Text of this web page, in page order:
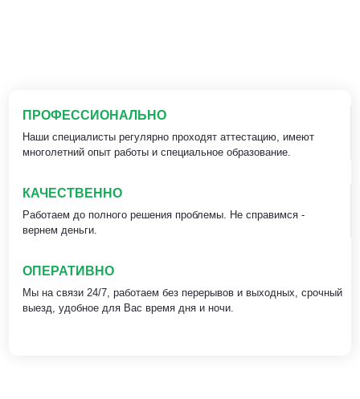
ПРОФЕССИОНАЛЬНО
Наши специалисты регулярно проходят аттестацию, имеют
многолетний опыт работы и специальное образование.
КАЧЕСТВЕННО
Работаем до полного решения проблемы. Не справимся -
вернем деньги.
ОПЕРАТИВНО
Мы на связи 24/7, работаем без перерывов и выходных, срочный
выезд, удобное для Вас время дня и ночи.